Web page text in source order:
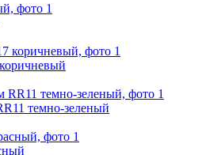
темно-зеленый